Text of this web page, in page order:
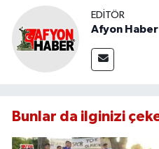
EDITÖR
Afyon Haber
Bunlar da ilginizi